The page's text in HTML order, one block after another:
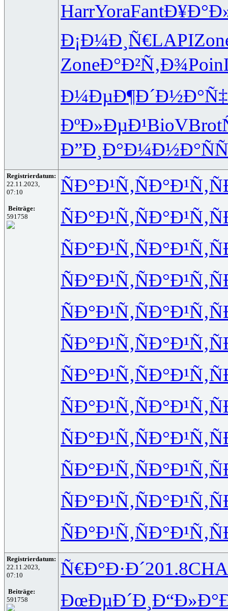
HarrYoraFant
Ð¡Ð¼Ð¸Ñ€LAPI
ZoneÐ°Ð²Ñ‚Ð¾Poin
Ð¼ÐµÐ¶Ð´
ÐºÐ»ÐµÐ¹BioVBrot
Ð”Ð¸Ð°Ð¼
Registrierdatum:
22.11.2023,
07:10
Beiträge:
591758
ÑÐ°Ð¹Ñ‚ÑÐ°Ð¹Ñ‚
ÑÐ°Ð¹Ñ‚ÑÐ°Ð¹Ñ‚
ÑÐ°Ð¹Ñ‚ÑÐ°Ð¹Ñ‚
ÑÐ°Ð¹Ñ‚ÑÐ°Ð¹Ñ‚
ÑÐ°Ð¹Ñ‚ÑÐ°Ð¹Ñ‚
ÑÐ°Ð¹Ñ‚ÑÐ°Ð¹Ñ‚
ÑÐ°Ð¹Ñ‚ÑÐ°Ð¹Ñ‚
ÑÐ°Ð¹Ñ‚ÑÐ°Ð¹Ñ‚
ÑÐ°Ð¹Ñ‚ÑÐ°Ð¹Ñ‚
ÑÐ°Ð¹Ñ‚ÑÐ°Ð¹Ñ‚
ÑÐ°Ð¹Ñ‚ÑÐ°Ð¹Ñ‚
ÑÐ°Ð¹Ñ‚ÑÐ°Ð¹Ñ‚
Registrierdatum:
22.11.2023,
07:10
Beiträge:
591758
Ñ€Ð°Ð·Ð´201.8
ÐœÐµÐ´Ð¸